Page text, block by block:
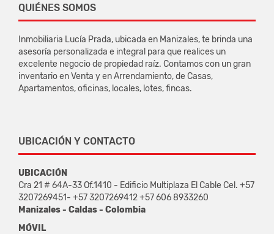
QUIÉNES SOMOS
Inmobiliaria Lucía Prada, ubicada en Manizales, te brinda una
asesoría personalizada e integral para que realices un
excelente negocio de propiedad raíz. Contamos con un gran
inventario en Venta y en Arrendamiento, de Casas,
Apartamentos, oficinas, locales, lotes, fincas.
UBICACIÓN Y CONTACTO
UBICACIÓN
Cra 21 # 64A-33 Of.1410 - Edificio Multiplaza El Cable Cel. +57
3207269451- +57 3207269412 +57 606 8933260
Manizales - Caldas - Colombia
MÓVIL